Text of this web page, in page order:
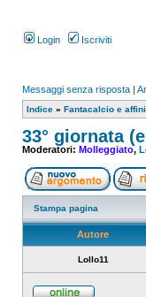
Login Iscriviti
Messaggi senza risposta |
Indice » Fantacalcio e affini
33° giornata
Moderatori: Molleggiato,
Stampa pagina
Autore
Lollo11